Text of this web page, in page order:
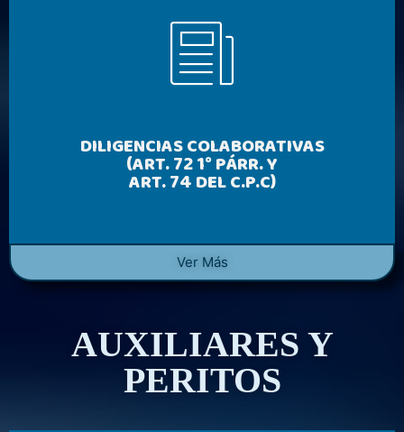
DILIGENCIAS COLABORATIVAS
(ART. 72 1° PÁRR. Y
ART. 74 DEL C.P.C)
Ver Más
AUXILIARES Y
PERITOS